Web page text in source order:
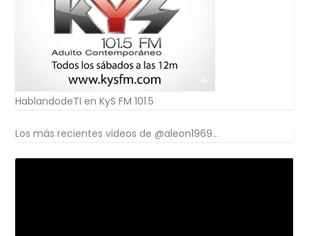
HablandodeTI en KyS FM 101.5
Los más recientes videos de @aleon1969...